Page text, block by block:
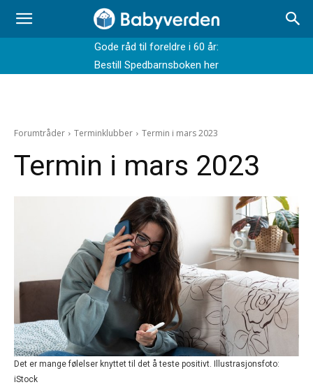
Gode råd til foreldre i 60 år:
Bestill Spedbarnsboken her
Forumtråder Terminklubber Termin i mars 2023
Termin i mars 2023
Det er mange følelser knyttet til det å teste positivt. Illustrasjonsfoto:
iStock